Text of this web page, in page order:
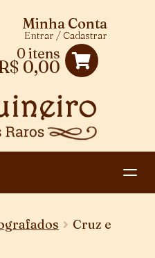
0 itens
0,00
Minha Conta
Entrar / Cadastrar
Cruz e